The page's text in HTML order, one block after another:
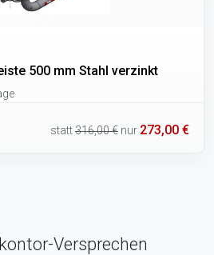
500 mm Stahl verzinkt
statt316,00 € nur 273,00 €
Versprechen